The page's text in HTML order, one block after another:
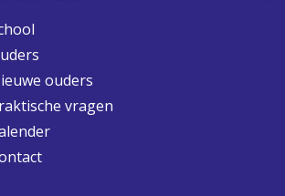
ouders
vragen